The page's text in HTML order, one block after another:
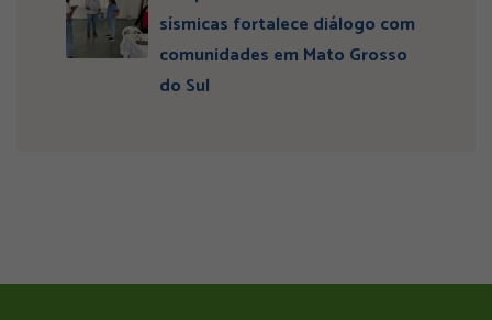
sísmicas fortalece diálogo com
comunidades em Mato Grosso
do Sul